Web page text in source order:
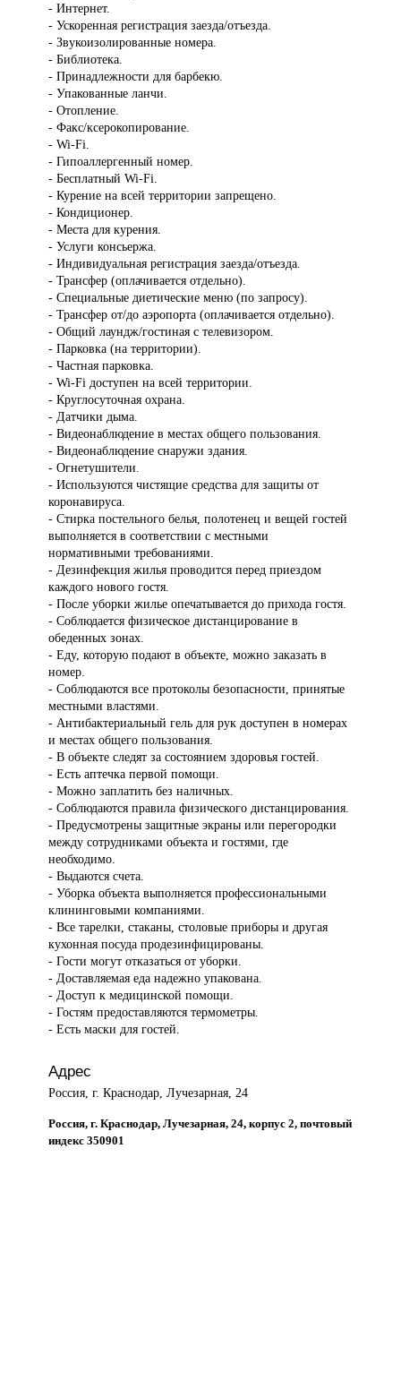
- Интернет.
- Ускоренная регистрация заезда/отъезда.
- Звукоизолированные номера.
- Библиотека.
- Принадлежности для барбекю.
- Упакованные ланчи.
- Отопление.
- Факс/ксерокопирование.
- Wi-Fi.
- Гипоаллергенный номер.
- Бесплатный Wi-Fi.
- Курение на всей территории запрещено.
- Кондиционер.
- Места для курения.
- Услуги консьержа.
- Индивидуальная регистрация заезда/отъезда.
- Трансфер (оплачивается отдельно).
- Специальные диетические меню (по запросу).
- Трансфер от/до аэропорта (оплачивается отдельно).
- Общий лаундж/гостиная с телевизором.
- Парковка (на территории).
- Частная парковка.
- Wi-Fi доступен на всей территории.
- Круглосуточная охрана.
- Датчики дыма.
- Видеонаблюдение в местах общего пользования.
- Видеонаблюдение снаружи здания.
- Огнетушители.
- Используются чистящие средства для защиты от
коронавируса.
- Стирка постельного белья, полотенец и вещей гостей
выполняется в соответствии с местными
нормативными требованиями.
- Дезинфекция жилья проводится перед приездом
каждого нового гостя.
- После уборки жилье опечатывается до прихода гостя.
- Соблюдается физическое дистанцирование в
обеденных зонах.
- Еду, которую подают в объекте, можно заказать в
номер.
- Соблюдаются все протоколы безопасности, принятые
местными властями.
- Антибактериальный гель для рук доступен в номерах
и местах общего пользования.
- В объекте следят за состоянием здоровья гостей.
- Есть аптечка первой помощи.
- Можно заплатить без наличных.
- Соблюдаются правила физического дистанцирования.
- Предусмотрены защитные экраны или перегородки
между сотрудниками объекта и гостями, где
необходимо.
- Выдаются счета.
- Уборка объекта выполняется профессиональными
клининговыми компаниями.
- Все тарелки, стаканы, столовые приборы и другая
кухонная посуда продезинфицированы.
- Гости могут отказаться от уборки.
- Доставляемая еда надежно упакована.
- Доступ к медицинской помощи.
- Гостям предоставляются термометры.
- Есть маски для гостей.
Адрес
Россия, г. Краснодар, Лучезарная, 24
Россия, г. Краснодар, Лучезарная, 24, корпус 2, почтовый
индекс 350901